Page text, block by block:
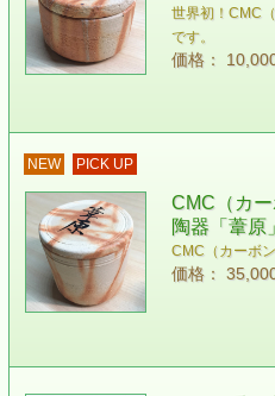
世界初！CMC
です。
価格：
NEW PICK UP
CMC（カ
陶器「葦原」
CMC（カーボ
価格：